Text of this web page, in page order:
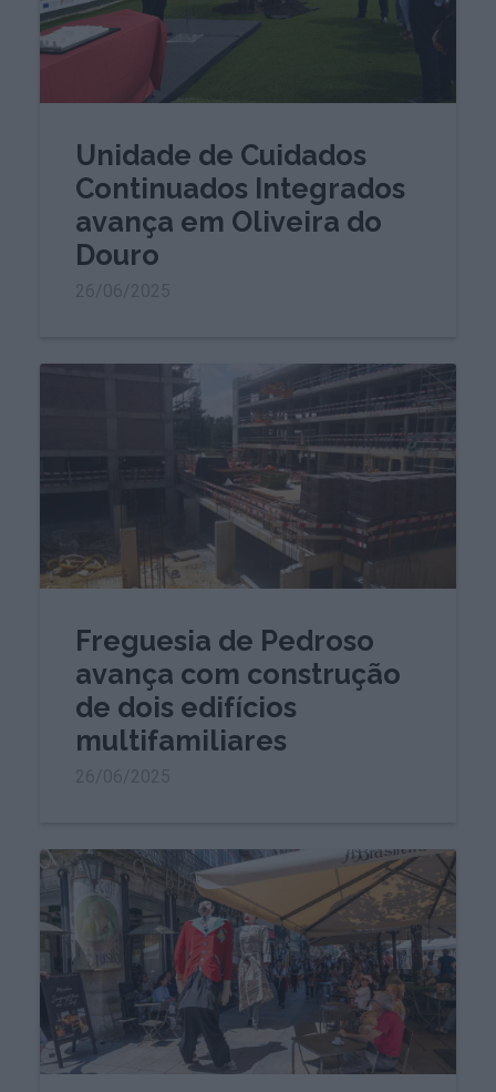
Unidade de Cuidados
Continuados Integrados
avança em Oliveira do
Douro
Freguesia de Pedroso
avança com construção
de dois edifícios
multifamiliares